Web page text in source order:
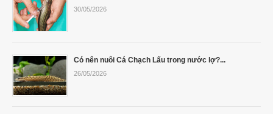
30/05/2026
Có nên nuôi Cá Chạch Lấu trong nước lợ?...
26/05/2026